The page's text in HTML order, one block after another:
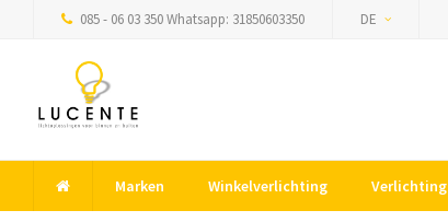
085 - 06 03 350 Whatsapp: 31850603350 DE
Marken Winkelverlichting Verlichting